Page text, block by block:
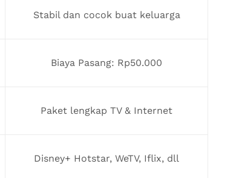
Stabil dan cocok buat keluarga
Biaya Pasang: Rp50.000
Paket lengkap TV & Internet
Disney+ Hotstar, WeTV, Iflix, dll